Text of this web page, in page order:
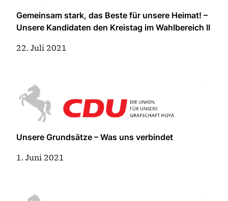
Gemeinsam stark, das Beste für unsere Heimat! –
Unsere Kandidaten den Kreistag im Wahlbereich II
22. Juli 2021
Unsere Grundsätze – Was uns verbindet
1. Juni 2021